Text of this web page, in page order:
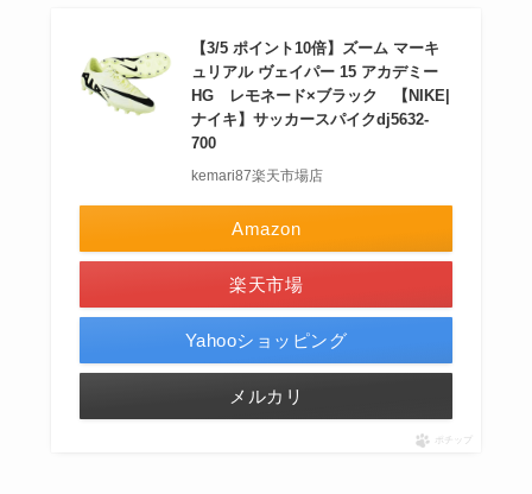
【3/5 ポイント10倍】ズーム マーキ
ュリアル ヴェイパー 15 アカデミー
HG レモネード×ブラック 【NIKE|
ナイキ】サッカースパイクdj5632-
700
kemari87楽天市場店
Amazon
楽天市場
Yahooショッピング
メルカリ
ポチップ